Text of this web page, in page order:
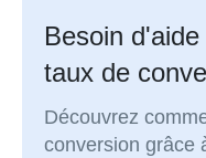
Besoin
taux de
Découvrez
conversion grâce